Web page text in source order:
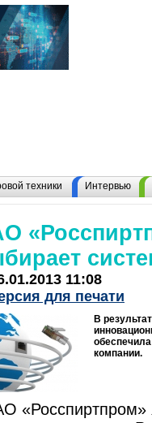
техники Интервью
11:08
для печати
В
компании.
«Росспиртпром»